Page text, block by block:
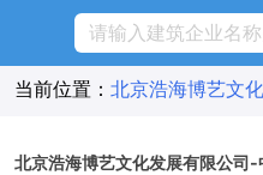
当前位置： 北京浩海博艺文
北京浩海博艺文化发展有限公司-